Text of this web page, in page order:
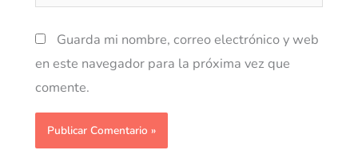
Guarda mi nombre, correo electrónico y web
en este navegador para la próxima vez que
comente.